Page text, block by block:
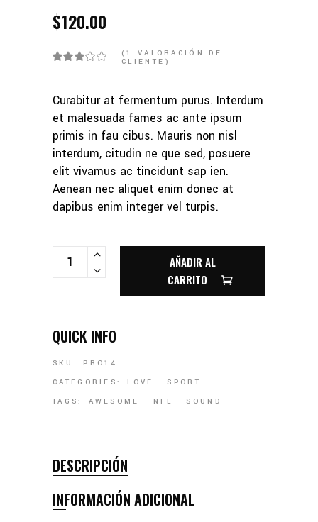
$120.00
(1
VALORACIÓN DE
CLIENTE)
Curabitur at fermentum purus. Interdum
et malesuada fames ac ante ipsum
primis in fau cibus. Mauris non nisl
interdum, citudin ne que sed, posuere
elit vivamus ac tincidunt sap ien.
Aenean nec aliquet enim donec at
dapibus enim integer vel turpis.
BALL QUANTITY
AÑADIR AL
CARRITO
QUICK INFO
SKU:
PRO14
CATEGORIES:
LOVE -SPORT
TAGS:
AWESOME - NFL -SOUND
DESCRIPCIÓN
INFORMACIÓN ADICIONAL